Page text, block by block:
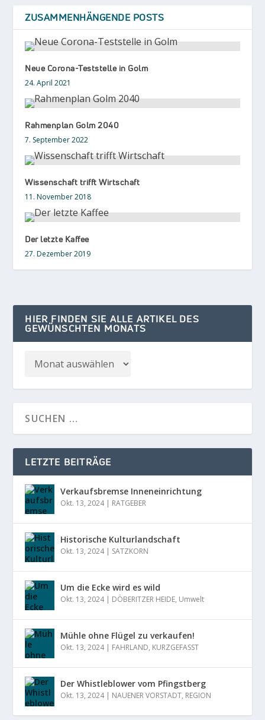
ZUSAMMENHÄNGENDE POSTS
Neue Corona-Teststelle in Golm
24. April 2021
Rahmenplan Golm 2040
7. September 2022
Wissenschaft trifft Wirtschaft
11. November 2018
Der letzte Kaffee
27. Dezember 2019
HIER FINDEN SIE ALLE ARTIKEL DES
GEWÜNSCHTEN MONATS
LETZTE BEITRÄGE
Verkaufsbremse Inneneinrichtung
Okt. 13, 2024| RATGEBER
Historische Kulturlandschaft
Okt. 13, 2024| SATZKORN
Um die Ecke wird es wild
Okt. 13, 2024| DÖBERITZER HEIDE, Umwelt
Mühle ohne Flügel zu verkaufen!
Okt. 13, 2024| FAHRLAND, KURZGEFASST
Der Whistleblower vom Pfingstberg
Okt. 13, 2024| NAUENER VORSTADT, REGION